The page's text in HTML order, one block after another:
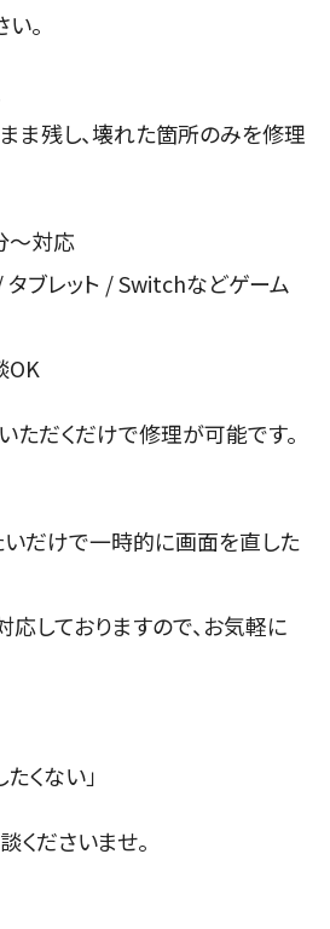
。
ま残し、壊れた箇所のみを修理
〜対応
ブレット / Switchなどゲーム
OK
ただくだけで修理が可能です。
いだけで一時的に画面を直した
応しておりますので、お気軽に
くない」
くださいませ。